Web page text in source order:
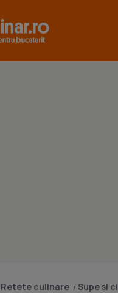
Retete culinare / Supe si